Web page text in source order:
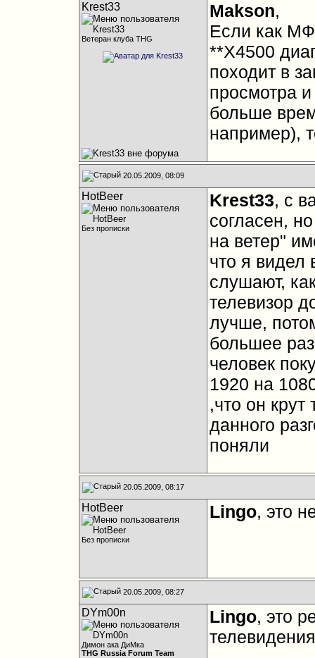
Krest33
Ветеран клуба THG
Makson,
Если как
**X4500
походит в
просмотра
больше
например),
20.05.2009, 08:09
HotBeer
Без прописки
Krest33, с
согласен,
на ветер"
что я видел
слушают,
телевизор
лучше,
большее
человек
1920 на
,что он крут
данного
поняли
20.05.2009, 08:17
HotBeer
Без прописки
Lingo, это
20.05.2009, 08:27
DYm00n
Димон ака ДиМка
THG Russia Forum Team
Lingo, это